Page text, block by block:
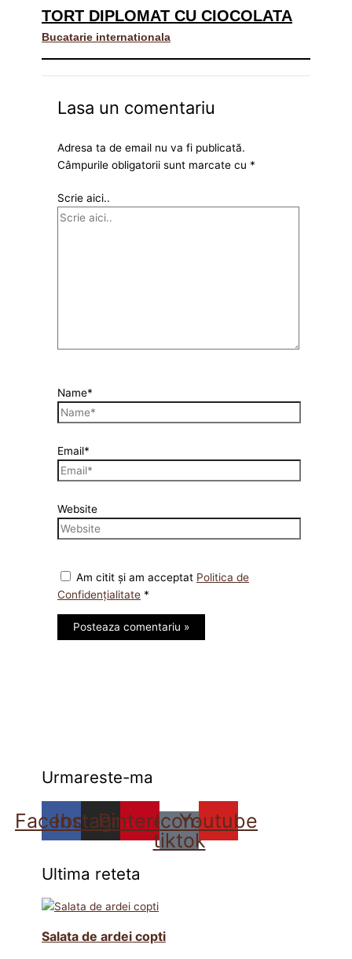
TORT DIPLOMAT CU CIOCOLATA
Bucatarie internationala
Lasa un comentariu
Adresa ta de email nu va fi publicată.
Câmpurile obligatorii sunt marcate cu *
Scrie aici..
Name*
Email*
Website
Am citit și am acceptat Politica de
Confidențialitate *
Urmareste-ma
Facebook
Instagram
Pinterest
Icon-
tiktok
Youtube
Ultima reteta
Salata de ardei copti